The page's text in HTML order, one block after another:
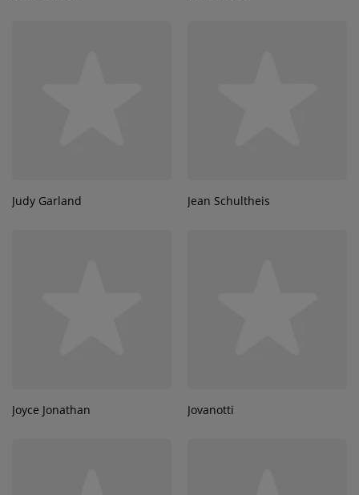
Judy Garland Jean Schultheis
Joyce Jonathan Jovanotti